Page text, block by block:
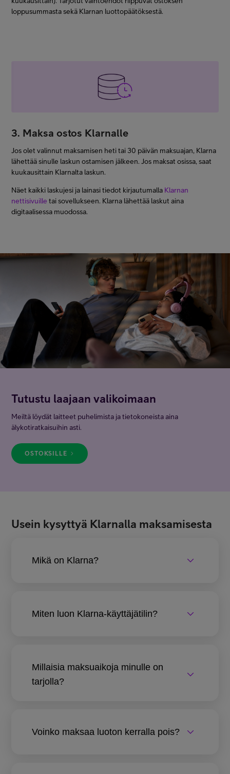
loppusummasta sekä Klarnan luottopäätöksestä.
3. Maksa ostos Klarnalle
Jos olet valinnut maksamisen heti tai 30 päivän maksuajan, Klarna
lähettää sinulle laskun ostamisen jälkeen. Jos maksat osissa, saat
kuukausittain Klarnalta laskun.
Näet kaikki laskujesi ja lainasi tiedot kirjautumalla Klarnan
nettisivuille tai sovellukseen. Klarna lähettää laskut aina
digitaalisessa muodossa.
Tutustu laajaan valikoimaan
Meiltä löydät laitteet puhelimista ja tietokoneista aina
älykotiratkaisuihin asti.
OSTOKSILLE
Usein kysyttyä Klarnalla maksamisesta
Mikä on Klarna?
Miten luon Klarna-käyttäjätilin?
Millaisia maksuaikoja minulle on
tarjolla?
Voinko maksaa luoton kerralla pois?